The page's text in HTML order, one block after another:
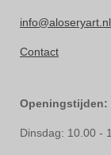
info@aloseryart.nl
Contact
Openingstijden:
Dinsdag: 10.00 -